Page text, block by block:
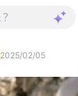
2025/02/05